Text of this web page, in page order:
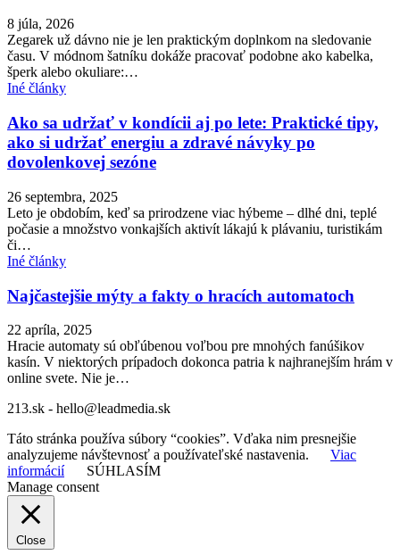
8 júla, 2026
Zegarek už dávno nie je len praktickým doplnkom na sledovanie
času. V módnom šatníku dokáže pracovať podobne ako kabelka,
šperk alebo okuliare:…
Iné články
Ako sa udržať v kondícii aj po lete: Praktické tipy,
ako si udržať energiu a zdravé návyky po
dovolenkovej sezóne
26 septembra, 2025
Leto je obdobím, keď sa prirodzene viac hýbeme – dlhé dni, teplé
počasie a množstvo vonkajších aktivít lákajú k plávaniu, turistikám
či…
Iné články
Najčastejšie mýty a fakty o hracích automatoch
22 apríla, 2025
Hracie automaty sú obľúbenou voľbou pre mnohých fanúšikov
kasín. V niektorých prípadoch dokonca patria k najhranejším hrám v
online svete. Nie je…
213.sk - hello@leadmedia.sk
Táto stránka používa súbory “cookies”. Vďaka nim presnejšie
analyzujeme návštevnosť a používateľské nastavenia.
Viac
informácií
SÚHLASÍM
Manage consent
Close